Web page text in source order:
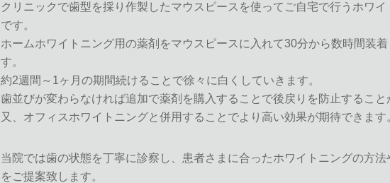
クリニックで歯型を採り作製したマウスピースを使ってご自宅で行うホワ
です。
ホームホワイトニング用の薬剤をマウスピースに入れて30分から数時間装着
す。
約2週間～1ヶ月の期間続けることで徐々に白くしていきます。
歯並びが変わらなければ追加で薬剤を購入することで後戻りを防止すること
又、オフィスホワイトニングと併用することでより高い効果が期待できます
当院では歯の状態を丁寧に診察し、患者さまに合ったホワイトニングの方法
をご提案致します。